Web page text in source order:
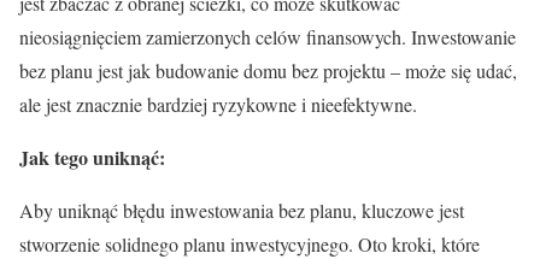
nieosiągnięciem zamierzonych celów finansowych. Inwestowanie
bez planu jest jak budowanie domu bez projektu – może się udać,
ale jest znacznie bardziej ryzykowne i nieefektywne.
Jak tego uniknąć:
Aby uniknąć błędu inwestowania bez planu, kluczowe jest
stworzenie solidnego planu inwestycyjnego. Oto kroki, które